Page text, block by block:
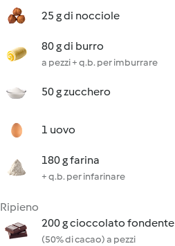
25 g di nocciole
80 g di burro
a pezzi + q.b. per imburrare
50 g zucchero
1 uovo
180 g farina
+ q.b. per infarinare
Ripieno
200 g cioccolato fondente
(50% di cacao) a pezzi